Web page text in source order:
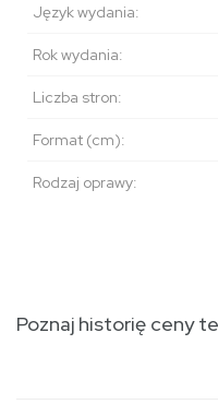
Język wydania:
Rok wydania:
Liczba stron:
Format (cm):
Rodzaj oprawy:
Poznaj historię ceny